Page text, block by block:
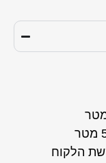
הלקוח